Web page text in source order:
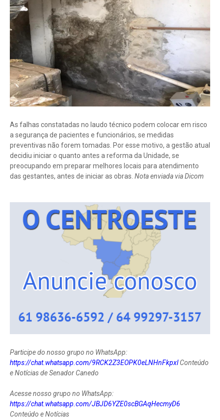
As falhas constatadas no laudo técnico podem colocar em risco
a segurança de pacientes e funcionários, se medidas
preventivas não forem tomadas. Por esse motivo, a gestão atual
decidiu iniciar o quanto antes a reforma da Unidade, se
preocupando em preparar melhores locais para atendimento
das gestantes, antes de iniciar as obras. Nota enviada via Dicom
Participe do nosso grupo no WhatsApp:
https://chat.whatsapp.com/9RCK2Z3EOPK0eLNHnFkpxlConteúdo
e Notícias de Senador Canedo
Acesse nosso grupo no WhatsApp:
https://chat.whatsapp.com/JBJD6YZE0scBGAqHecmyD6
Conteúdo e Notícias